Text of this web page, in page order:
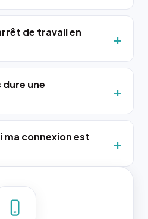
de travail en
une
ma connexion est